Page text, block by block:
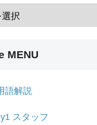
MENU
語解説
スタッフ